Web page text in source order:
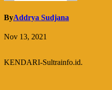
ByAddrya Sudjana
Nov 13, 2021
KENDARI-Sultrainfo.id.